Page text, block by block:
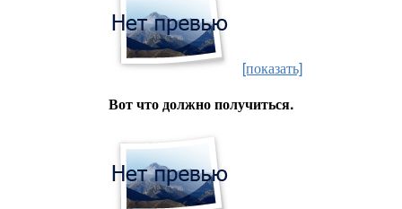
[показать]
Вот что должно получиться.